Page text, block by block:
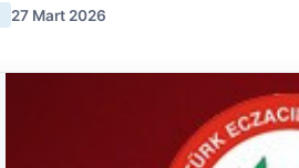
27 Mart 2026